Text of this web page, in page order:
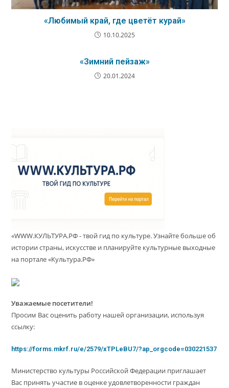
«Любимый край, где цветёт курай»
10.10.2025
«Зимний пейзаж»
20.01.2024
«WWW.КУЛЬТУРА.РФ - твой гид по культуре. Узнайте больше об
истории страны, искусстве и планируйте культурные выходные
на портале «Культура.РФ»
Уважаемые посетители!
Просим Вас оценить работу нашей организации, используя
ссылку:
https://forms.mkrf.ru/e/2579/xTPLeBU7/?ap_orgcode=030221537
Министерство культуры Российской Федерации приглашает
Вас принять участие в оценке удовлетворенности граждан